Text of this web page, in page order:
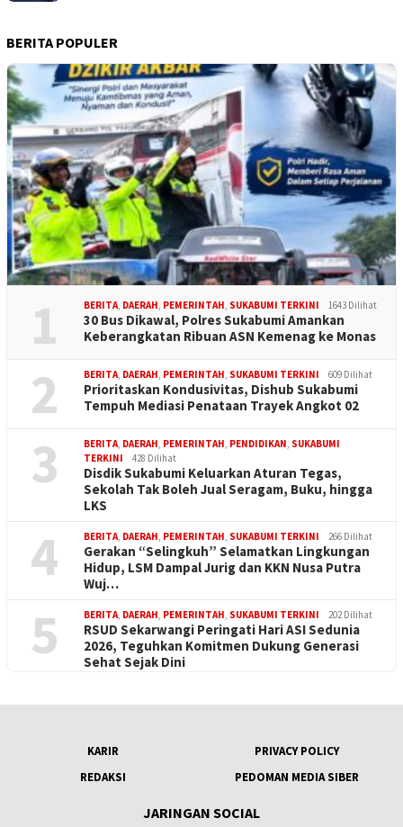
BERITA POPULER
1 BERITA, DAERAH, PEMERINTAH, SUKABUMI TERKINI 1643 Dilihat
30 Bus Dikawal, Polres Sukabumi Amankan
Keberangkatan Ribuan ASN Kemenag ke Monas
2 BERITA, DAERAH, PEMERINTAH, SUKABUMI TERKINI 609 Dilihat
Prioritaskan Kondusivitas, Dishub Sukabumi
Tempuh Mediasi Penataan Trayek Angkot 02
3 BERITA, DAERAH, PEMERINTAH, PENDIDIKAN, SUKABUMI
TERKINI
428 Dilihat
Disdik Sukabumi Keluarkan Aturan Tegas,
Sekolah Tak Boleh Jual Seragam, Buku, hingga
LKS
4 BERITA, DAERAH, PEMERINTAH, SUKABUMI TERKINI 266 Dilihat
Gerakan “Selingkuh” Selamatkan Lingkungan
Hidup, LSM Dampal Jurig dan KKN Nusa Putra
Wuj…
5 BERITA, DAERAH, PEMERINTAH, SUKABUMI TERKINI 202 Dilihat
RSUD Sekarwangi Peringati Hari ASI Sedunia
2026, Teguhkan Komitmen Dukung Generasi
Sehat Sejak Dini
KARIR
PRIVACY POLICY
REDAKSI
PEDOMAN MEDIA SIBER
JARINGAN SOCIAL